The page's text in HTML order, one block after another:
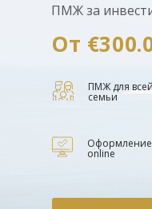
ПМЖ за
От
ПМЖ для всей
семьи
Оформление
online